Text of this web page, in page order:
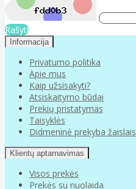
Rašyti
Informacija
Privatumo politika
Apie mus
Kaip užsisakyti?
Atsiskaitymo būdai
Prekių pristatymas
Taisyklės
Didmeninė prekyba žaislais
Klientų aptarnavimas
Visos prekės
Prekės su nuolaida